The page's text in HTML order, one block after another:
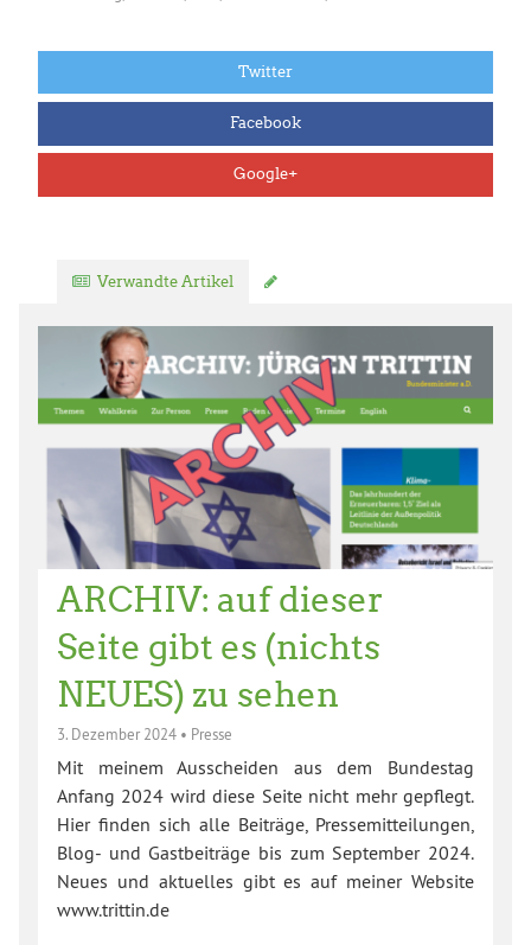
Twitter
Facebook
Google+
Verwandte Artikel
ARCHIV: auf dieser
Seite gibt es (nichts
NEUES) zu sehen
3. Dezember 2024 • Presse
Mit meinem Ausscheiden aus dem Bundestag
Anfang 2024 wird diese Seite nicht mehr gepflegt.
Hier finden sich alle Beiträge, Pressemitteilungen,
Blog- und Gastbeiträge bis zum September 2024.
Neues und aktuelles gibt es auf meiner Website
www.trittin.de